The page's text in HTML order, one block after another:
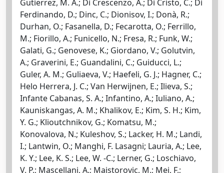
Gutierrez, M. A.; Di Crescenzo, A.; Di Cristo, C.; Di
Ferdinando, D.; Dinc, C.; Dionisov, I.; Donà, R.;
Durhan, O.; Fasanella, D.; Fecarotta, O.; Ferrillo,
M.; Fiorillo, A.; Funicello, N.; Fresa, R.; Funk, W.;
Galati, G.; Genovese, K.; Giordano, V.; Golutvin,
A.; Graverini, E.; Guandalini, C.; Guiducci, L.;
Guler, A. M.; Guliaeva, V.; Haefeli, G. J.; Hagner, C.;
Helo Herrera, J. C.; Van Herwijnen, E.; Ilieva, S.;
Infante Cabanas, S. A.; Infantino, A.; Iuliano, A.;
Kauniskangas, A. M.; Khalikov, E.; Kim, S. H.; Kim,
Y. G.; Klioutchnikov, G.; Komatsu, M.;
Konovalova, N.; Kuleshov, S.; Lacker, H. M.; Landi,
I.; Lantwin, O.; Manghi, F. Lasagni; Lauria, A.; Lee,
K. Y.; Lee, K. S.; Lee, W. -C.; Lerner, G.; Loschiavo,
V. P.; Mascellani, A.; Majstorovic, M.; Mei, F.;